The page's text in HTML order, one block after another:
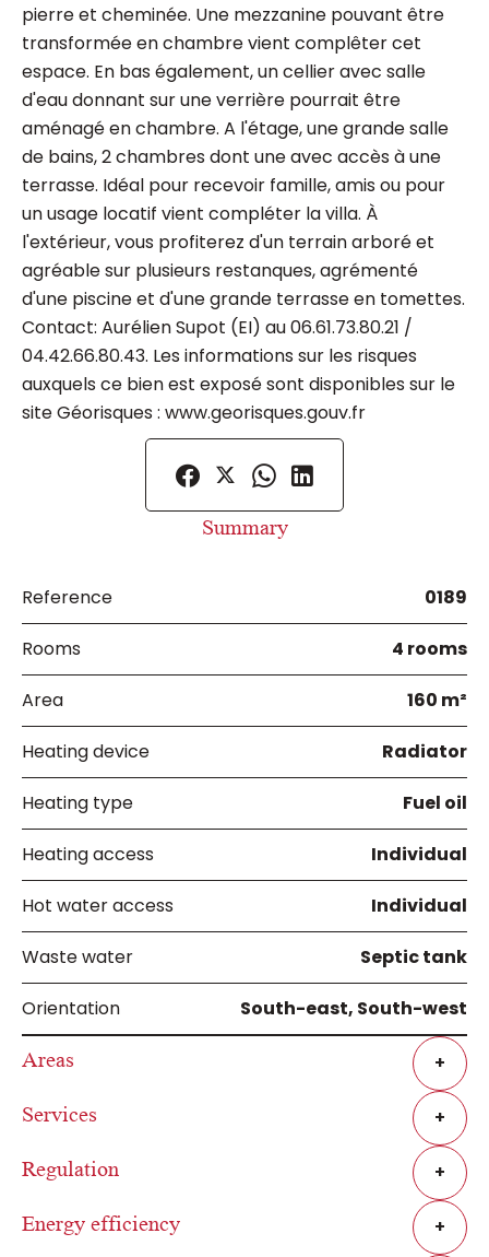
pierre et cheminée. Une mezzanine pouvant être
transformée en chambre vient complêter cet
espace. En bas également, un cellier avec salle
d'eau donnant sur une verrière pourrait être
aménagé en chambre. A l'étage, une grande salle
de bains, 2 chambres dont une avec accès à une
terrasse. Idéal pour recevoir famille, amis ou pour
un usage locatif vient compléter la villa. À
l'extérieur, vous profiterez d'un terrain arboré et
agréable sur plusieurs restanques, agrémenté
d'une piscine et d'une grande terrasse en tomettes.
Contact: Aurélien Supot (EI) au 06.61.73.80.21 /
04.42.66.80.43. Les informations sur les risques
auxquels ce bien est exposé sont disponibles sur le
site Géorisques : www.georisques.gouv.fr
Summary
Reference 0189
Rooms 4 rooms
Area 160 m²
Heating device Radiator
Heating type Fuel oil
Heating access Individual
Hot water access Individual
Waste water Septic tank
Orientation South-east, South-west
Areas +
Services +
Regulation +
Energy efficiency +